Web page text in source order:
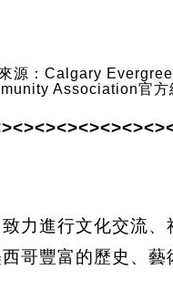
源：Calgary
Association官方
進行文化交流、
哥豐富的歷史、